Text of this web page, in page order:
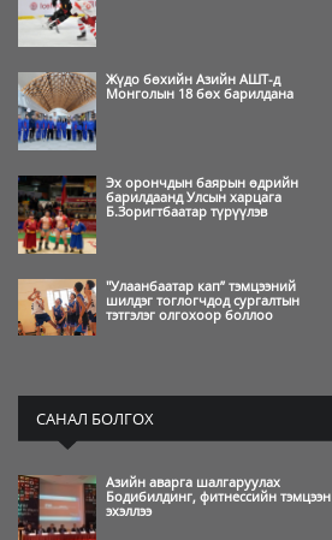
Жүдо бөхийн Азийн АШТ-д
Монголын 18 бөх барилдана
Эх орончдын баярын өдрийн
барилдаанд Улсын харцага
Б.Зоригтбаатар түрүүлэв
"Улаанбаатар кап” тэмцээний
шилдэг тоглогчдод сургалтын
тэтгэлэг олгохоор боллоо
өндөрлөлөө
Өвлийн олимпын нээлт бямба
гарагийн шөнө болно
САНАЛ БОЛГОХ
Азийн аварга шалгаруулах
Бодибилдинг, фитнессийн тэмцээн
эхэллээ